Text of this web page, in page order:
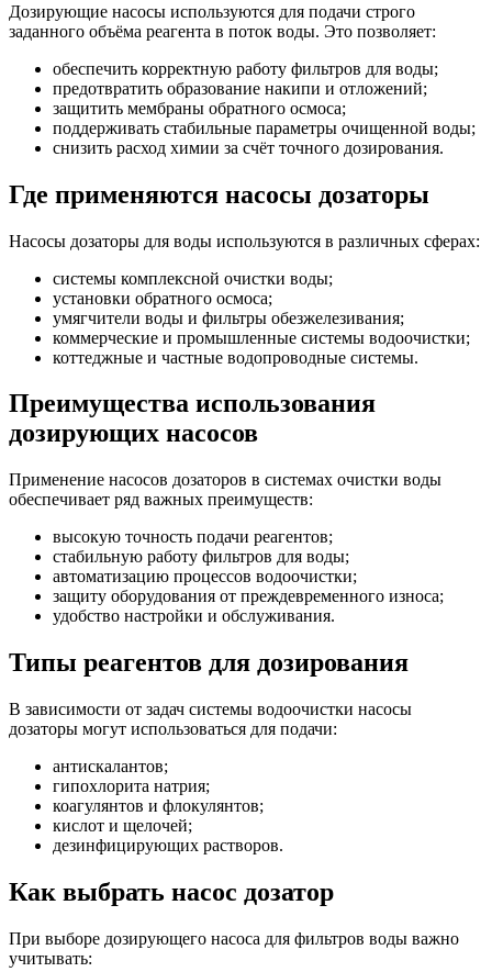
Дозирующие насосы используются для подачи строго
заданного объёма реагента в поток воды. Это позволяет:
обеспечить корректную работу фильтров для воды;
предотвратить образование накипи и отложений;
защитить мембраны обратного осмоса;
поддерживать стабильные параметры очищенной воды;
снизить расход химии за счёт точного дозирования.
Где применяются насосы дозаторы
Насосы дозаторы для воды используются в различных сферах:
системы комплексной очистки воды;
установки обратного осмоса;
умягчители воды и фильтры обезжелезивания;
коммерческие и промышленные системы водоочистки;
коттеджные и частные водопроводные системы.
Преимущества использования
дозирующих насосов
Применение насосов дозаторов в системах очистки воды
обеспечивает ряд важных преимуществ:
высокую точность подачи реагентов;
стабильную работу фильтров для воды;
автоматизацию процессов водоочистки;
защиту оборудования от преждевременного износа;
удобство настройки и обслуживания.
Типы реагентов для дозирования
В зависимости от задач системы водоочистки насосы
дозаторы могут использоваться для подачи:
антискалантов;
гипохлорита натрия;
коагулянтов и флокулянтов;
кислот и щелочей;
дезинфицирующих растворов.
Как выбрать насос дозатор
При выборе дозирующего насоса для фильтров воды важно
учитывать: